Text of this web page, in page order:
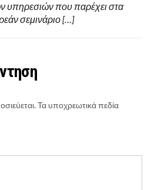
υπηρεσιών που παρέχει στα
σεμινάριο […]
Τα υποχρεωτικά πεδία